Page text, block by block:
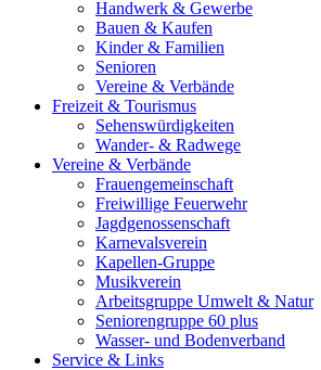
Handwerk & Gewerbe
Bauen & Kaufen
Kinder & Familien
Senioren
Vereine & Verbände
Freizeit & Tourismus
Sehenswürdigkeiten
Wander- & Radwege
Vereine & Verbände
Frauengemeinschaft
Freiwillige Feuerwehr
Jagdgenossenschaft
Karnevalsverein
Kapellen-Gruppe
Musikverein
Arbeitsgruppe Umwelt & Natur
Seniorengruppe 60 plus
Wasser- und Bodenverband
Service & Links